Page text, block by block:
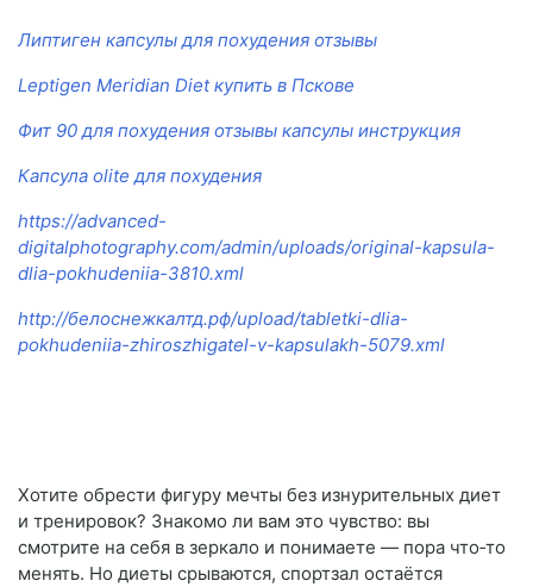
Липтиген капсулы для похудения отзывы
Leptigen Meridian Diet купить в Пскове
Фит 90 для похудения отзывы капсулы инструкция
Капсула olite для похудения
https://advanced-
digitalphotography.com/admin/uploads/original-kapsula-
dlia-pokhudeniia-3810.xml
http://белоснежкалтд.рф/upload/tabletki-dlia-
pokhudeniia-zhiroszhigatel-v-kapsulakh-5079.xml
Хотите обрести фигуру мечты без изнурительных диет
и тренировок? Знакомо ли вам это чувство: вы
смотрите на себя в зеркало и понимаете — пора что‑то
менять. Но диеты срываются, спортзал остаётся